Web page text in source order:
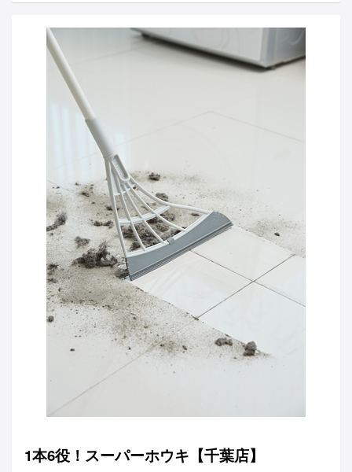
1本6役！スーパーホウキ【千葉店】